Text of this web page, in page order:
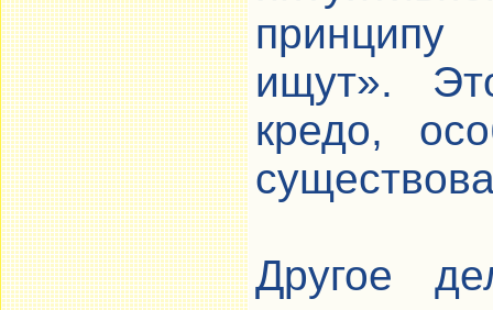
ищут».
кредо,
Другое